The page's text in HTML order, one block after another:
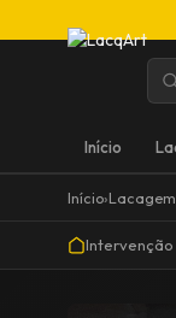
Início
Início›Lacagem